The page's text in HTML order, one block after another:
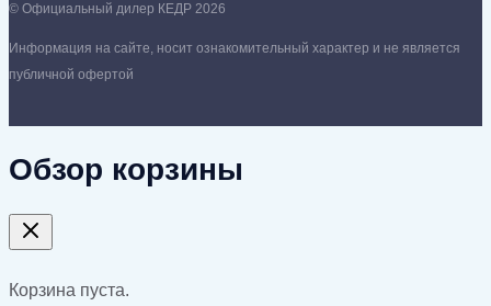
© Официальный дилер КЕДР 2026
Информация на сайте, носит ознакомительный характер и не является
публичной офертой
Обзор корзины
Корзина пуста.